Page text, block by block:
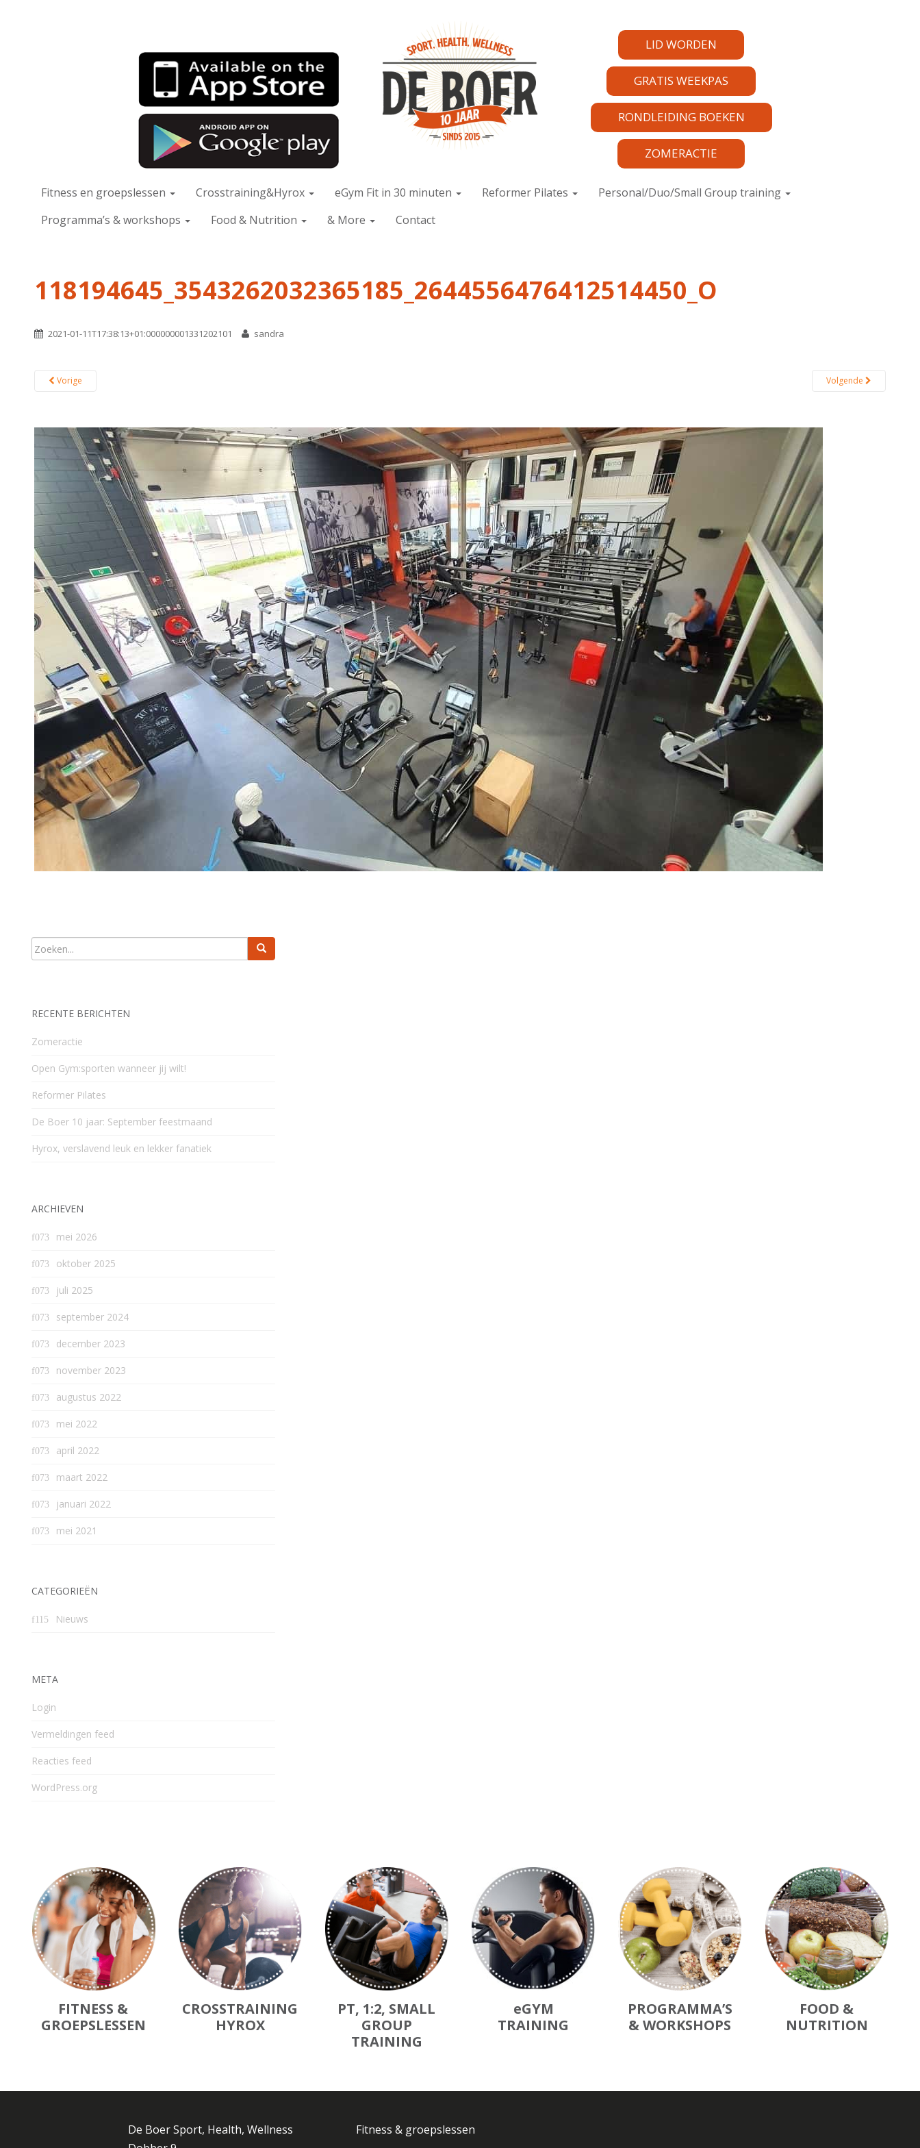
LID WORDEN
GRATIS WEEKPAS
RONDLEIDING BOEKEN
ZOMERACTIE
Fitness en groepslessen Crosstraining&Hyrox eGym Fit in 30 minuten Reformer Pilates
Personal/Duo/Small Group training
Programma’s & workshops
Food & Nutrition & More Contact
118194645_3543262032365185_2644556476412514450_O
2021-01-11T17:38:13+01:000000001331202101 sandra
Vorige Volgende
RECENTE BERICHTEN
Zomeractie
Open Gym:sporten wanneer jij wilt!
Reformer Pilates
De Boer 10 jaar: September feestmaand
Hyrox, verslavend leuk en lekker fanatiek
ARCHIEVEN
mei 2026
oktober 2025
juli 2025
september 2024
december 2023
november 2023
augustus 2022
mei 2022
april 2022
maart 2022
januari 2022
mei 2021
CATEGORIEËN
Nieuws
META
Login
Vermeldingen feed
Reacties feed
WordPress.org
FITNESS &
GROEPSLESSEN
CROSSTRAINING
HYROX
PT, 1:2, SMALL
GROUP
TRAINING
eGYM
TRAINING
PROGRAMMA’S
& WORKSHOPS
FOOD &
NUTRITION
De Boer Sport, Health, Wellness
Fitness & groepslessen